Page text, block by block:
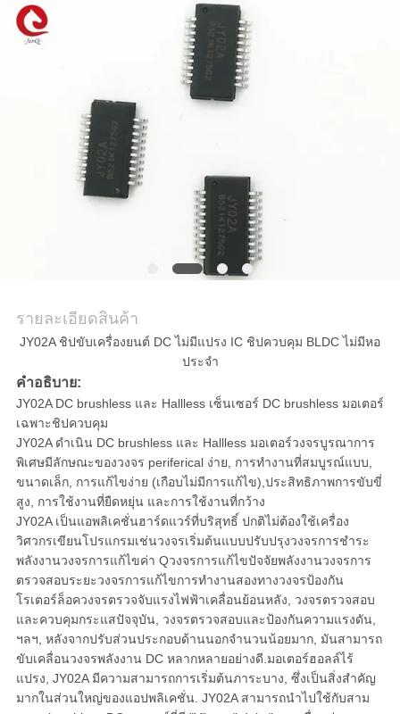
เสนอ
เว็บไซต์
เป็น
ตัว
รายละเอียดสินค้า
JY02A ชิปขับเครื่องยนต์ DC ไม่มีแปรง IC ชิปควบคุม BLDC ไม่มีหอ
ประจํา
คําอธิบาย:
JY02A DC brushless และ Hallless เซ็นเซอร์ DC brushless มอเตอร์
เฉพาะชิปควบคุม
JY02A ดําเนิน DC brushless และ Hallless มอเตอร์วงจรบูรณาการ
พิเศษมีลักษณะของวงจร periferical ง่าย, การทํางานที่สมบูรณ์แบบ,
ขนาดเล็ก, การแก้ไขง่าย (เกือบไม่มีการแก้ไข),ประสิทธิภาพการขับขี่
สูง, การใช้งานที่ยืดหยุ่น และการใช้งานที่กว้าง
JY02A เป็นแอพลิเคชั่นฮาร์ดแวร์ที่บริสุทธิ์ ปกติไม่ต้องใช้เครื่อง
วิศวกรเขียนโปรแกรมเช่นวงจรเริ่มต้นแบบปรับปรุงวงจรการชําระ
พลังงานวงจรการแก้ไขค่า Qวงจรการแก้ไขปัจจัยพลังงานวงจรการ
ตรวจสอบระยะวงจรการแก้ไขการทํางานสองทางวงจรป้องกัน
โรเตอร์ล็อควงจรตรวจจับแรงไฟฟ้าเคลื่อนย้อนหลัง, วงจรตรวจสอบ
และควบคุมกระแสปัจจุบัน, วงจรตรวจสอบและป้องกันความแรงดัน,
ฯลฯ, หลังจากปรับส่วนประกอบด้านนอกจํานวนน้อยมาก, มันสามารถ
ขับเคลื่อนวงจรพลังงาน DC หลากหลายอย่างดี.มอเตอร์ฮอลล์ไร้
แปรง, JY02A มีความสามารถการเริ่มต้นภาระบาง, ซึ่งเป็นสิ่งสําคัญ
มากในส่วนใหญ่ของแอปพลิเคชั่น. JY02A สามารถนําไปใช้กับสาม